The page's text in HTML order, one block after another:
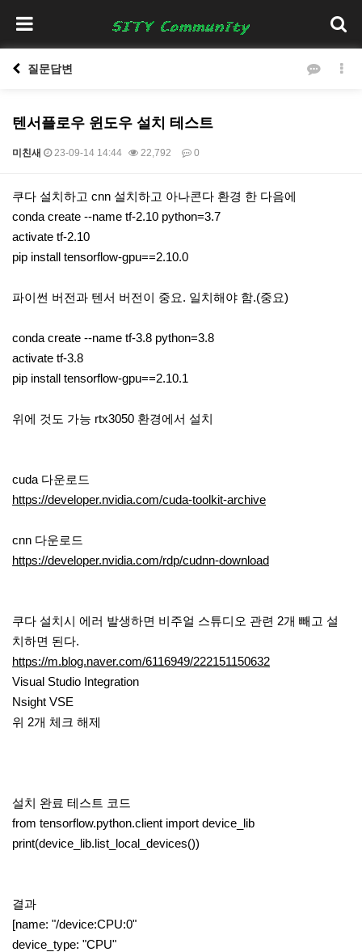
질문답변
텐서플로우 윈도우 설치 테스트
미친새 23-09-14 14:44 22,792 0
본문
쿠다 설치하고 cnn 설치하고 아나콘다 환경 한 다음에
conda create --name tf-2.10 python=3.7
activate tf-2.10
pip install tensorflow-gpu==2.10.0
파이썬 버전과 텐서 버전이 중요. 일치해야 함.(중요)
conda create --name tf-3.8 python=3.8
activate tf-3.8
pip install tensorflow-gpu==2.10.1
위에 것도 가능 rtx3050 환경에서 설치
cuda 다운로드
https://developer.nvidia.com/cuda-toolkit-archive
cnn 다운로드
https://developer.nvidia.com/rdp/cudnn-download
쿠다 설치시 에러 발생하면 비주얼 스튜디오 관련 2개 빼고 설
치하면 된다.
https://m.blog.naver.com/6116949/222151150632
Visual Studio Integration
Nsight VSE
위 2개 체크 해제
설치 완료 테스트 코드
from tensorflow.python.client import device_lib
print(device_lib.list_local_devices())
결과
[name: "/device:CPU:0"
device_type: "CPU"